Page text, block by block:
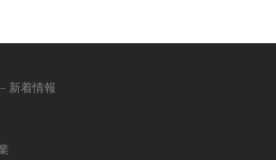
新着情報